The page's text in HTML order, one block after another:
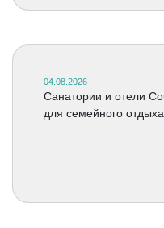
04.08.2026
Санатории и отели
для семейного отдыха